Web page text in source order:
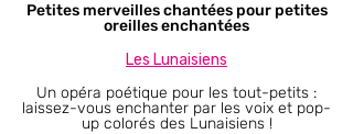
Petites merveilles chantées pour petites
oreilles enchantées
Les Lunaisiens​
Un opéra poétique pour les tout-petits :
laissez-vous enchanter par les voix et pop-
up colorés des Lunaisiens !